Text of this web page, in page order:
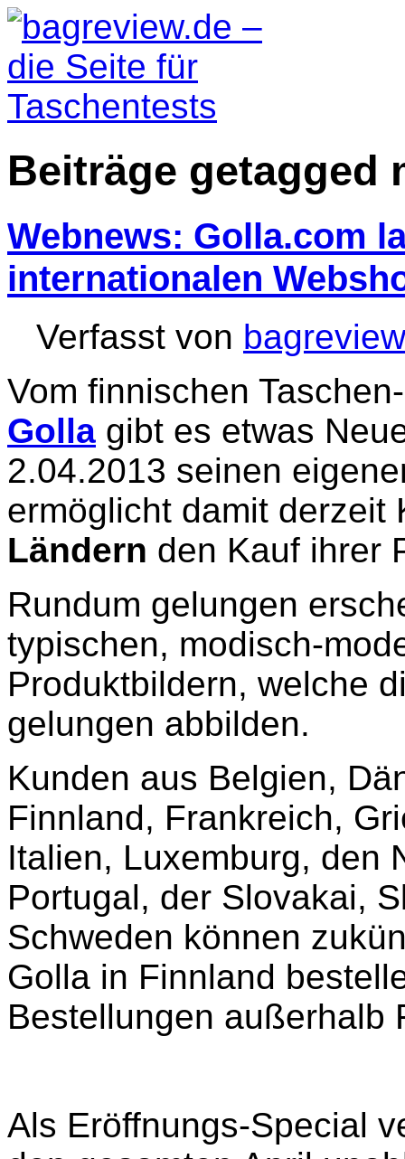
Beiträge getagged
Webnews: Golla.com
internationalen
Verfasst von
Vom finnischen
Golla gibt es etwas
2.04.2013 seinen
ermöglicht damit derzeit
Ländern den Kauf ihrer
Rundum gelungen
typischen, modisch-
Produktbildern, welche
gelungen abbilden.
Kunden aus Belgien,
Finnland, Frankreich,
Italien, Luxemburg, den
Portugal, der Slovakai,
Schweden können
Golla in Finnland
Bestellungen außerhalb
Als Eröffnungs-Special